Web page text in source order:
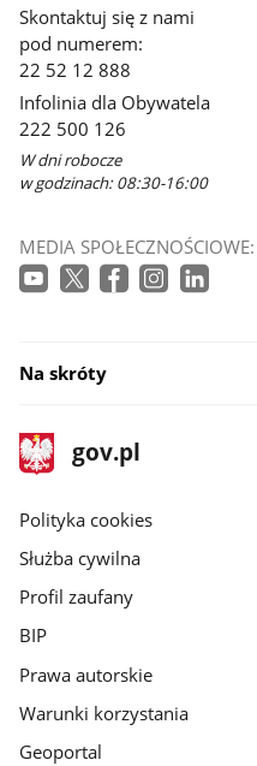
Skontaktuj się z nami
pod numerem:
22 52 12 888
Infolinia dla Obywatela
222 500 126
W dni robocze
w godzinach: 08:30-16:00
MEDIA SPOŁECZNOŚCIOWE:
Na skróty
stopka
gov.pl
Strona
gov.pl
gov.pl
Polityka cookies
Służba cywilna
Profil zaufany
BIP
Prawa autorskie
Warunki korzystania
Geoportal